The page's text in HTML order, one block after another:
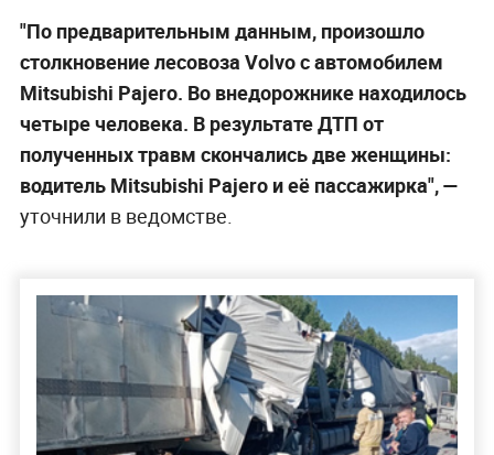
"По предварительным данным, произошло
столкновение лесовоза Volvo с автомобилем
Mitsubishi Pajero. Во внедорожнике находилось
четыре человека. В результате ДТП от
полученных травм скончались две женщины:
водитель Mitsubishi Pajero и её пассажирка", —
уточнили в ведомстве.